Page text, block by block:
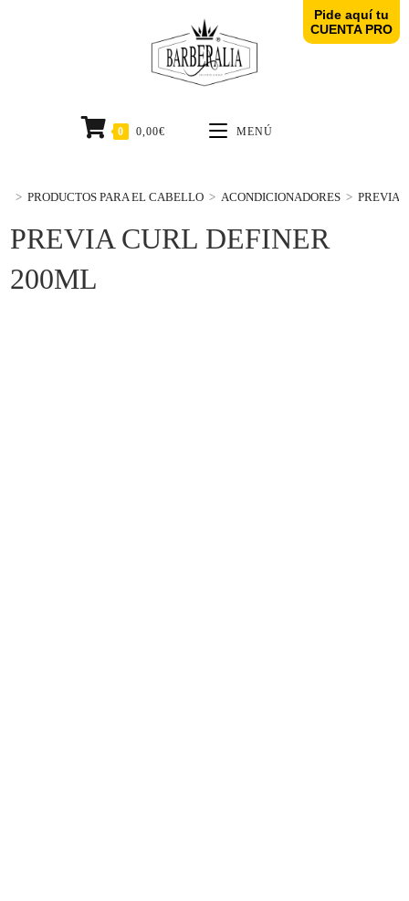
0 0,00€ MENÚ
PREVIA CURL DEFINER
200ML
> PRODUCTOS PARA EL CABELLO > ACONDICIONADORES > PREVIA
Pide aquí tu
CUENTA PRO